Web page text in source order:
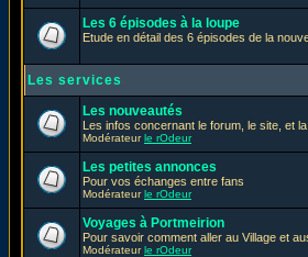
Les 6 épisodes à la loupe
Etude en détail des 6 épisodes de la
Les services
Les nouveautés
Les infos concernant le forum, le site, et
Modérateurle rOdeur
Les petites annonces
Pour vos échanges entre fans
Modérateurle rOdeur
Voyages à Portmeirion
Pour savoir comment aller au Village et
Modérateurle rOdeur